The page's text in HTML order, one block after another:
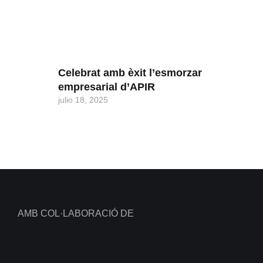
Celebrat amb èxit l’esmorzar
empresarial d’APIR
julio 18, 2025
AMB COL·LABORACIÓ DE